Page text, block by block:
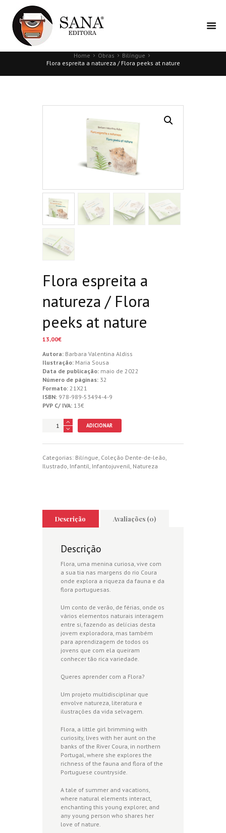
Home Obras
Bilíngue
Flora espreita a natureza / Flora peeks at nature
Flora espreita a
natureza / Flora
peeks at nature
13,00€
Autora: Barbara Valentina Aldiss
Ilustração: Maria Sousa
Data de publicação: maio de 2022
Número de páginas: 32
Formato: 21X21
ISBN: 978-989-53494-4-9
PVP C/ IVA: 13€
Quantidade
a
natureza
nature
ADICIONAR
Categorias: Bilíngue Coleção Dente-de-leão
Ilustrado Infantil Infantojuvenil Natureza
Descrição Avaliações (0)
Descrição
Flora, uma menina curiosa, vive com
a sua tia nas margens do rio Coura
onde explora a riqueza da fauna e da
flora portuguesas.
Um conto de verão, de férias, onde os
vários elementos naturais interagem
entre si, fazendo as delícias desta
jovem exploradora, mas também
para aprendizagem de todos os
jovens que com ela queiram
conhecer tão rica variedade.
Queres aprender com a Flora?
Um projeto multidisciplinar que
envolve natureza, literatura e
ilustrações da vida selvagem.
Flora, a little girl brimming with
curiosity, lives with her aunt on the
banks of the River Coura, in northern
Portugal, where she explores the
richness of the fauna and flora of the
Portuguese countryside.
A tale of summer and vacations,
where natural elements interact,
enchanting this young explorer, and
any young person who shares her
love of nature.